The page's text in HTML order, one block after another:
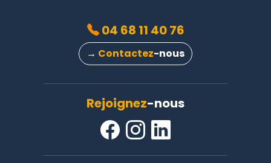
Rejoignez-nous
04 68 11 40 76
→ Contactez-nous